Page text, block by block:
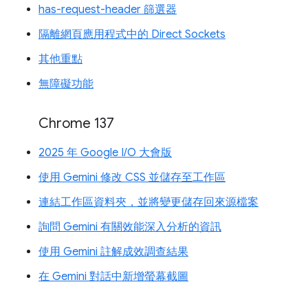
has-request-header 篩選器
隔離網頁應用程式中的 Direct Sockets
其他重點
無障礙功能
Chrome 137
2025 年 Google I/O 大會版
使用 Gemini 修改 CSS 並儲存至工作區
連結工作區資料夾，並將變更儲存回來源檔案
詢問 Gemini 有關效能深入分析的資訊
使用 Gemini 註解成效調查結果
在 Gemini 對話中新增螢幕截圖